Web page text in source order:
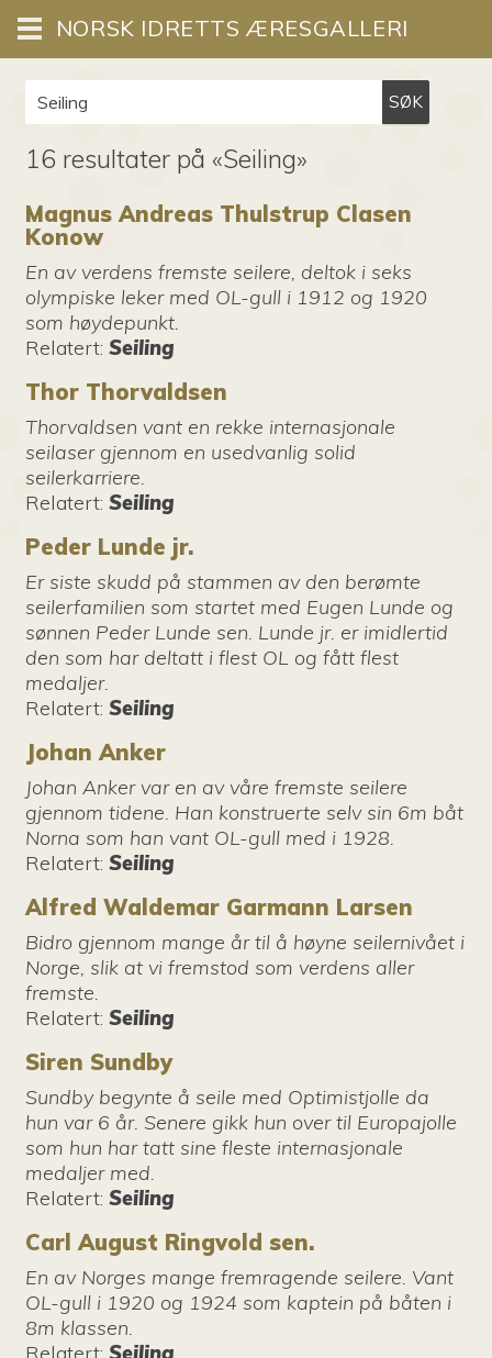
NORSK IDRETTS ÆRESGALLERI
SØK
16 resultater på «Seiling»
Magnus Andreas Thulstrup Clasen
Konow
En av verdens fremste seilere, deltok i seks
olympiske leker med OL-gull i 1912 og 1920
som høydepunkt.
Relatert:Seiling
Thor Thorvaldsen
Thorvaldsen vant en rekke internasjonale
seilaser gjennom en usedvanlig solid
seilerkarriere.
Relatert:Seiling
Peder Lunde jr.
Er siste skudd på stammen av den berømte
seilerfamilien som startet med Eugen Lunde og
sønnen Peder Lunde sen. Lunde jr. er imidlertid
den som har deltatt i flest OL og fått flest
medaljer.
Relatert:Seiling
Johan Anker
Johan Anker var en av våre fremste seilere
gjennom tidene. Han konstruerte selv sin 6m båt
Norna som han vant OL-gull med i 1928.
Relatert:Seiling
Alfred Waldemar Garmann Larsen
Bidro gjennom mange år til å høyne seilernivået i
Norge, slik at vi fremstod som verdens aller
fremste.
Relatert:Seiling
Siren Sundby
Sundby begynte å seile med Optimistjolle da
hun var 6 år. Senere gikk hun over til Europajolle
som hun har tatt sine fleste internasjonale
medaljer med.
Relatert:Seiling
Carl August Ringvold sen.
En av Norges mange fremragende seilere. Vant
OL-gull i 1920 og 1924 som kaptein på båten i
8m klassen.